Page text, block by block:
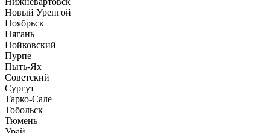
Новый Уренгой
Ноябрьск
Нягань
Пойковский
Пурпе
Пыть-Ях
Советский
Сургут
Тарко-Сале
Тобольск
Тюмень